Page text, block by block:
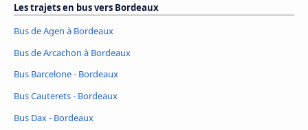
Les trajets en bus vers Bordeaux
Bus de Agen à Bordeaux
Bus de Arcachon à Bordeaux
Bus Barcelone - Bordeaux
Bus Cauterets - Bordeaux
Bus Dax - Bordeaux